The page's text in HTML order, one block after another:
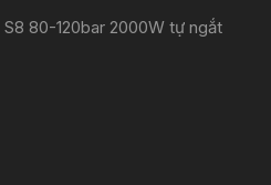
80-120bar 2000W tự ngắt